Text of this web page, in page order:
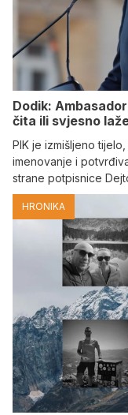
Dodik:
čita ili svjesno
PIK je izmišljeno
imenovanje i
strane potpisnice
HRONIKA